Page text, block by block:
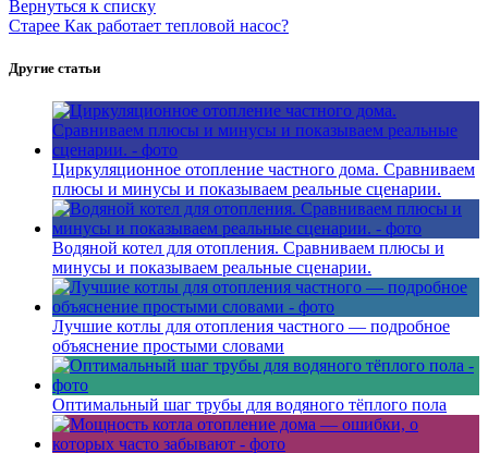
Вернуться к списку
Старее Как работает тепловой насос?
Другие статьи
Циркуляционное отопление частного дома. Сравниваем
плюсы и минусы и показываем реальные сценарии.
Водяной котел для отопления. Сравниваем плюсы и
минусы и показываем реальные сценарии.
Лучшие котлы для отопления частного — подробное
объяснение простыми словами
Оптимальный шаг трубы для водяного тёплого пола